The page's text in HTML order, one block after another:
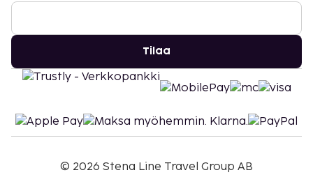
Tilaa
© 2026 Stena Line Travel Group AB